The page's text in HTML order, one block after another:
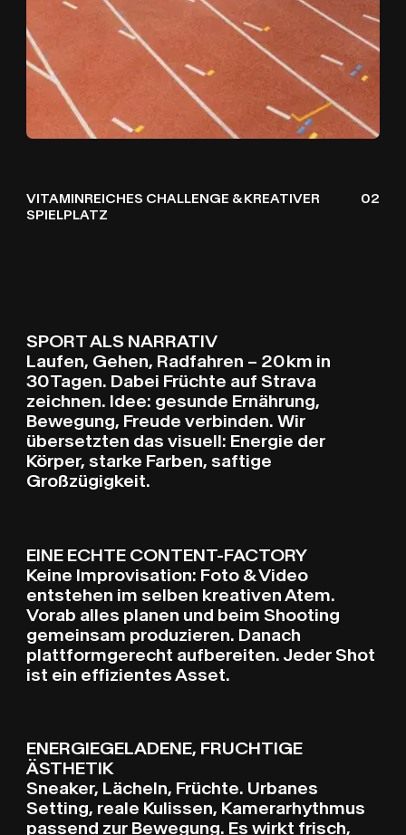
VITAMINREICHES CHALLENGE & KREATIVER
SPIELPLATZ
02
SPORT ALS NARRATIV
Laufen, Gehen, Radfahren – 20 km in
30 Tagen. Dabei Früchte auf Strava
zeichnen. Idee: gesunde Ernährung,
Bewegung, Freude verbinden. Wir
übersetzten das visuell: Energie der
Körper, starke Farben, saftige
Großzügigkeit.
EINE ECHTE CONTENT-FACTORY
Keine Improvisation: Foto & Video
entstehen im selben kreativen Atem.
Vorab alles planen und beim Shooting
gemeinsam produzieren. Danach
plattformgerecht aufbereiten. Jeder Shot
ist ein effizientes Asset.
ENERGIEGELADENE, FRUCHTIGE
ÄSTHETIK
Sneaker, Lächeln, Früchte. Urbanes
Setting, reale Kulissen, Kamerarhythmus
passend zur Bewegung. Es wirkt frisch,